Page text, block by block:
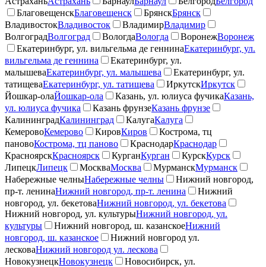
БлаговещенскБлаговещенск БрянскБрянск
ВладивостокВладивосток ВладимирВладимир
ВолгоградВолгоград ВологдаВологда ВоронежВоронеж
Екатеринбург, ул. вильгельма де геннинаЕкатеринбург, ул.
вильгельма де геннина
Екатеринбург, ул.
малышеваЕкатеринбург, ул. малышева
Екатеринбург, ул.
татищеваЕкатеринбург, ул. татищева ИркутскИркутск
Йошкар-олаЙошкар-ола Казань, ул. юлиуса фучикаКазань,
ул. юлиуса фучика
Казань фрунзеКазань фрунзе
КалининградКалининград КалугаКалуга
КемеровоКемерово КировКиров
Кострома, тц
пановоКострома, тц паново КраснодарКраснодар
КрасноярскКрасноярск КурганКурган КурскКурск
ЛипецкЛипецк МоскваМосква МурманскМурманск
Набережные челныНабережные челны
Нижний новгород,
пр-т. ленинаНижний новгород, пр-т. ленина
Нижний
новгород, ул. бекетоваНижний новгород, ул. бекетова
Нижний новгород, ул. культурыНижний новгород, ул.
культуры
Нижний новгород, ш. казанскоеНижний
новгород, ш. казанское
Нижний новгород ул.
лесковаНижний новгород ул. лескова
НовокузнецкНовокузнецк
Новосибирск, ул.